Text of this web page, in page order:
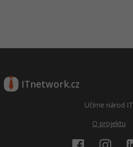
ITnetwork.cz
Učíme národ IT
O projektu